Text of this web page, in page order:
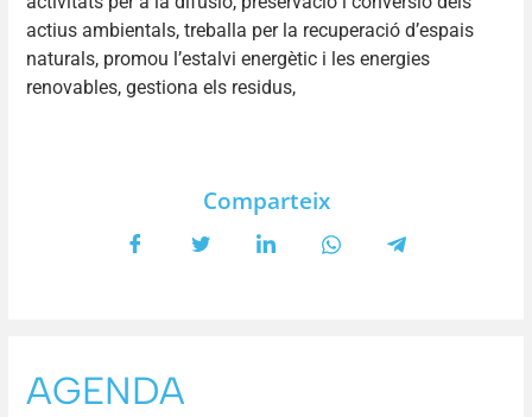
actius ambientals, treballa per la recuperació d’espais
naturals, promou l’estalvi energètic i les energies
renovables, gestiona els residus,
Comparteix
AGENDA